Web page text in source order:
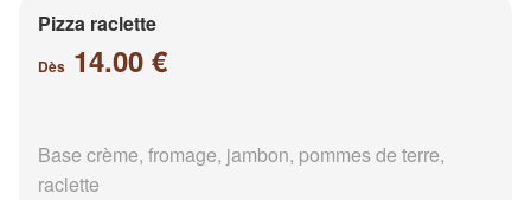
Pizza raclette
Dès 14.00 €
Base crème, fromage, jambon, pommes de terre,
raclette